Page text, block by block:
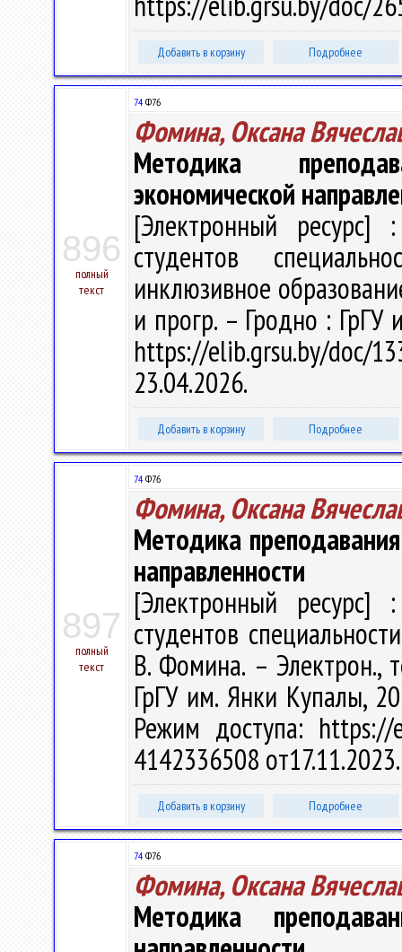
Добавить в корзину Подробнее
896
полный
текст
74 Ф76
Фомина, Оксана
Методика
экономической
[Электронный ресурс]
студентов
инклюзивное
и прогр. – Гродно :
https://elib.grsu.by/doc/
23.04.2026.
Добавить в корзину Подробнее
897
полный
текст
74 Ф76
Фомина, Оксана
Методика
направленности
[Электронный ресурс]
студентов
В. Фомина. – Электрон.,
ГрГУ им. Янки Купалы,
Режим доступа: https://
4142336508
Добавить в корзину Подробнее
74 Ф76
Фомина, Оксана
Методика